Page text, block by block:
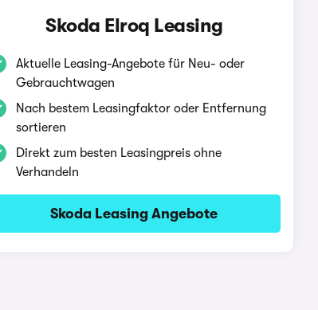
Skoda Elroq Leasing
Aktuelle Leasing-Angebote für Neu- oder
Gebrauchtwagen
Nach bestem Leasingfaktor oder Entfernung
sortieren
Direkt zum besten Leasingpreis ohne
Verhandeln
Skoda Leasing Angebote